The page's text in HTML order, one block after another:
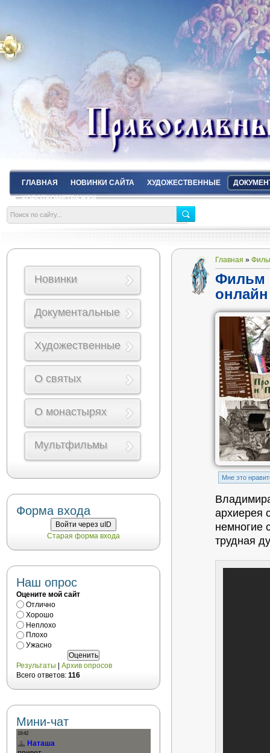
ГЛАВНАЯ НОВИНКИ САЙТА ХУДОЖЕСТВЕННЫЕ
КОРОТКОМЕТРАЖКИ
Главная »
Фильм
онлайн
Mне это
архиерея
немногие
трудная
Новинки
Документальные
Художественные
О святых
О монастырях
Мультфильмы
Форма входа
Войти через uID
Старая форма входа
Наш опрос
Оцените мой сайт
Отлично
Хорошо
Неплохо
Плохо
Ужасно
Результаты
Архив опросов
Всего ответов: 116
Мини-чат